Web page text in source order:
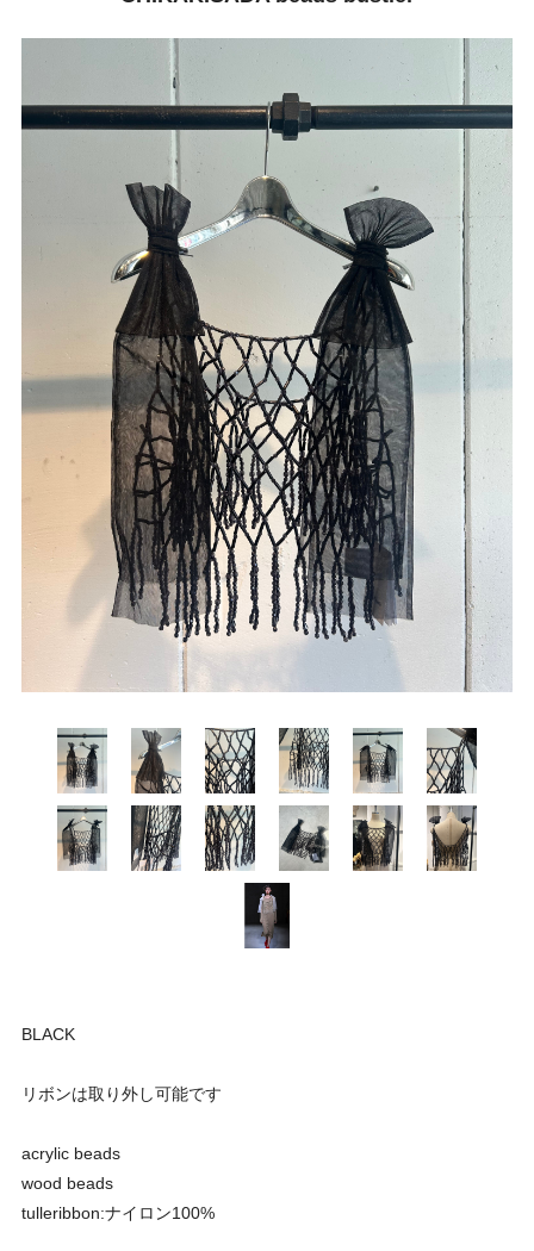
BLACK
リボンは取り外し可能です
acrylic beads
wood beads
tulleribbon:ナイロン100%